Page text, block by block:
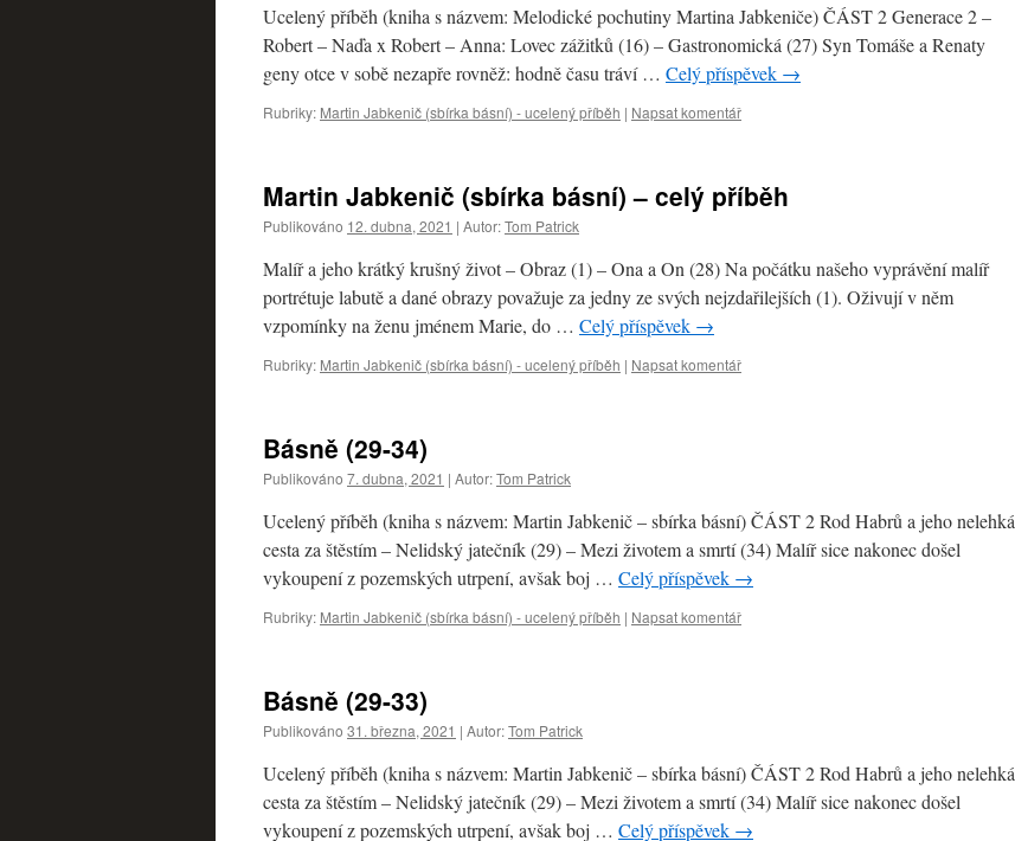
Ucelený příběh (kniha s názvem: Melodické pochutiny Martina Jabkeniče) ČÁST 2 Generace 2 –
Robert – Naďa x Robert – Anna: Lovec zážitků (16) – Gastronomická (27) Syn Tomáše a Renaty
geny otce v sobě nezapře rovněž: hodně času tráví … Celý příspěvek →
Rubriky: Martin Jabkenič (sbírka básní) - ucelený příběh | Napsat komentář
Martin Jabkenič (sbírka básní) – celý příběh
Publikováno 12. dubna, 2021 | Autor:Tom Patrick
Malíř a jeho krátký krušný život – Obraz (1) – Ona a On (28) Na počátku našeho vyprávění malíř
portrétuje labutě a dané obrazy považuje za jedny ze svých nejzdařilejších (1). Oživují v něm
vzpomínky na ženu jménem Marie, do … Celý příspěvek →
Rubriky: Martin Jabkenič (sbírka básní) - ucelený příběh | Napsat komentář
Básně (29-34)
Publikováno 7. dubna, 2021 | Autor:Tom Patrick
Ucelený příběh (kniha s názvem: Martin Jabkenič – sbírka básní) ČÁST 2 Rod Habrů a jeho nelehká
cesta za štěstím – Nelidský jatečník (29) – Mezi životem a smrtí (34) Malíř sice nakonec došel
vykoupení z pozemských utrpení, avšak boj … Celý příspěvek →
Rubriky: Martin Jabkenič (sbírka básní) - ucelený příběh | Napsat komentář
Básně (29-33)
Publikováno 31. března, 2021 | Autor:Tom Patrick
Ucelený příběh (kniha s názvem: Martin Jabkenič – sbírka básní) ČÁST 2 Rod Habrů a jeho nelehká
cesta za štěstím – Nelidský jatečník (29) – Mezi životem a smrtí (34) Malíř sice nakonec došel
vykoupení z pozemských utrpení, avšak boj … Celý příspěvek →